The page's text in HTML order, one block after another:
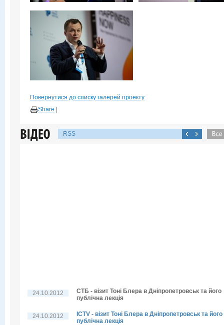
Повернутися до списку галерей проекту
Share
RSS
24.10.2012
СТБ - візит Тоні Блера в Дніпропетровськ та його
публічна лекція
24.10.2012
ICTV - візит Тоні Блера в Дніпропетровськ та його
публічна лекція